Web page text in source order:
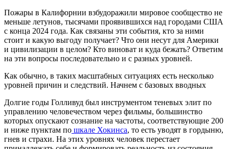
Пожары в Калифорнии взбудоражили мировое сообщество не
меньше летунов, тысячами проявившихся над городами США
с конца 2024 года. Как связаны эти события, кто за ними
стоит и какую выгоду получает? Что они несут для Америки
и цивилизации в целом? Кто виноват и куда бежать? Ответим
на эти вопросы последовательно и с разных уровней.
Как обычно, в таких масштабных ситуациях есть несколько
уровней причин и следствий. Начнем с базовых вводных
Долгие годы Голливуд был инструментом теневых элит по
управлению человечеством через фильмы, большинство
которых опускают сознание на частоты, соответствующие 200
и ниже пунктам по шкале Хокинса, то есть уводят в гордыню,
гнев и страхи. На этих уровнях человек перестает